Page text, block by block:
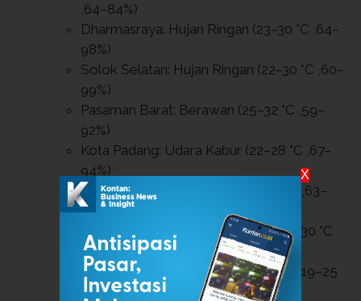
,64–84%)
Dharmasraya: Hujan Ringan (23–30 °C ,64–
98%)
Solok Selatan: Hujan Ringan (22–30 °C ,60–
99%)
Pasaman Barat: Berawan (25–32 °C ,59–
92%)
Kota Padang: Udara Kabur (22–28 °C ,67–
94%)
Kota Solok: Hujan Ringan (20–28 °C ,63–
97%)
Kota Sawahlunto: Hujan Ringan (22–30 °C
,57–99%)
Kota Padang Panjang: Udara Kabur (19–25
°C ,64–97%)
X